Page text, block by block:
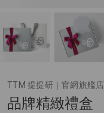
TTM 提提研｜官網旗艦店
品牌精緻禮盒